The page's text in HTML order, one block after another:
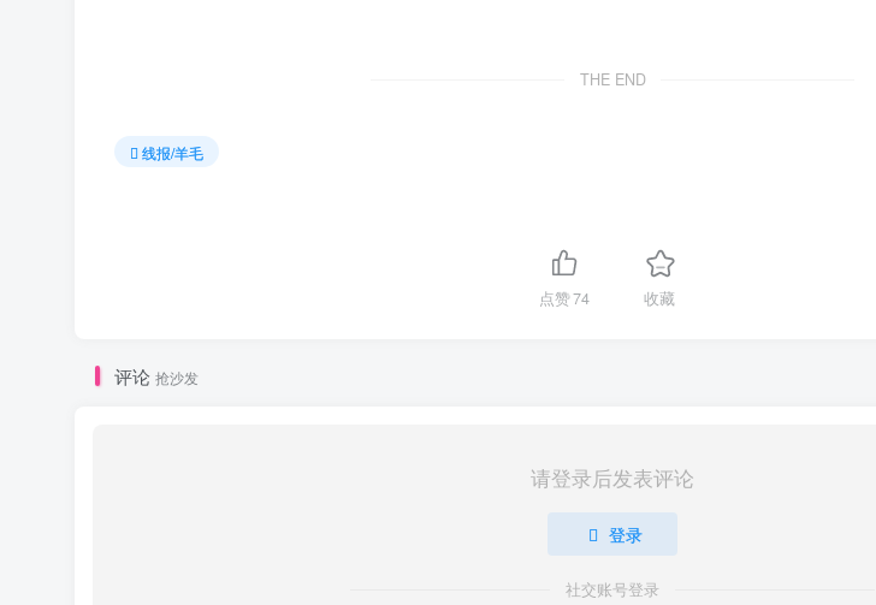
THE END
线报/羊毛
点赞74 收藏
评论 抢沙发
请登录后发表评论
登录
社交账号登录